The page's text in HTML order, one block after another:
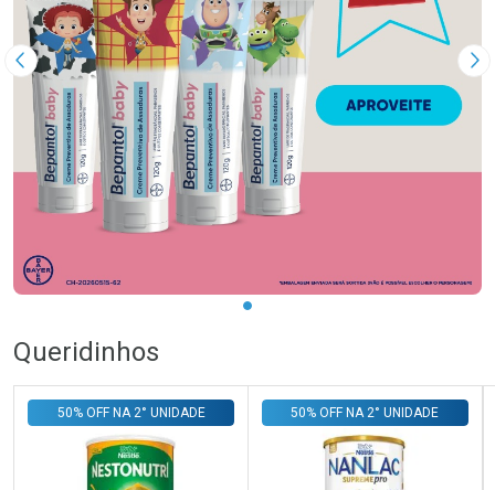
Imagem Anterior
Queridinhos
50% OFF NA 2° UNIDADE 50% OFF NA 2° UNIDADE